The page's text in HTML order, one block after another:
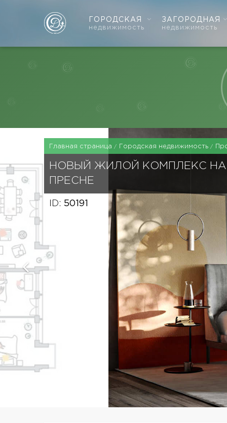
ГОРОДСКАЯ
недвижимость
ЗАГОРОДНАЯ
недвижимость
Главная страница Городская недвижимость
НОВЫЙ ЖИЛОЙ КОМПЛЕКС
ПРЕСНЕ
ID: 50191